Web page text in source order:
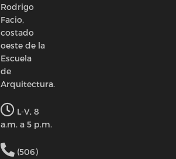
Rodrigo
Facio,
costado
oeste de la
Escuela
de
Arquitectura.
L-V, 8
a.m. a 5 p.m.
(506)